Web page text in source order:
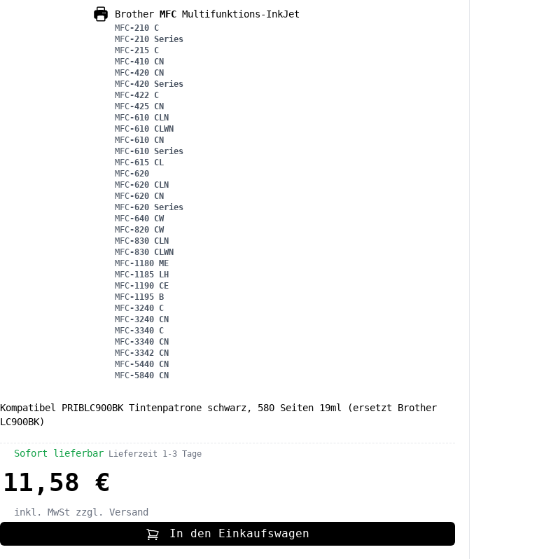
Brother MFC Multifunktions-InkJet
MFC-210 C
MFC-210 Series
MFC-215 C
MFC-410 CN
MFC-420 CN
MFC-420 Series
MFC-422 C
MFC-425 CN
MFC-610 CLN
MFC-610 CLWN
MFC-610 CN
MFC-610 Series
MFC-615 CL
MFC-620
MFC-620 CLN
MFC-620 CN
MFC-620 Series
MFC-640 CW
MFC-820 CW
MFC-830 CLN
MFC-830 CLWN
MFC-1180 ME
MFC-1185 LH
MFC-1190 CE
MFC-1195 B
MFC-3240 C
MFC-3240 CN
MFC-3340 C
MFC-3340 CN
MFC-3342 CN
MFC-5440 CN
MFC-5840 CN
Kompatibel PRIBLC900BK Tintenpatrone schwarz, 580 Seiten 19ml (ersetzt Brother
LC900BK)
Sofort lieferbar Lieferzeit 1-3 Tage
11,58 €
inkl. MwSt zzgl. Versand
In den Einkaufswagen